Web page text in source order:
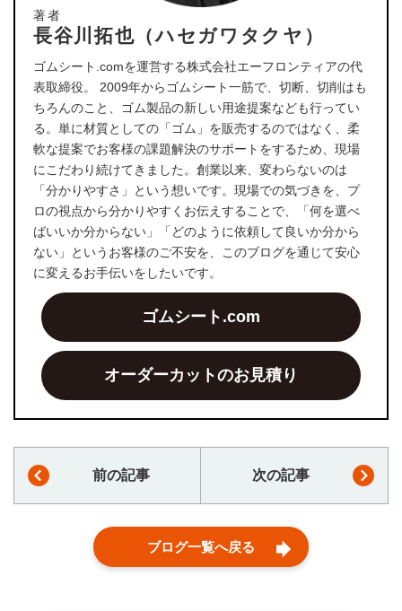
著者
長谷川拓也（ハセガワタクヤ）
ゴムシート.comを運営する株式会社エーフロンティアの代
表取締役。 2009年からゴムシート一筋で、切断、切削はも
ちろんのこと、ゴム製品の新しい用途提案なども行ってい
る。単に材質としての「ゴム」を販売するのではなく、柔
軟な提案でお客様の課題解決のサポートをするため、現場
にこだわり続けてきました。創業以来、変わらないのは
「分かりやすさ」という想いです。現場での気づきを、プ
ロの視点から分かりやすくお伝えすることで、「何を選べ
ばいいか分からない」「どのように依頼して良いか分から
ない」というお客様のご不安を、このブログを通じて安心
に変えるお手伝いをしたいです。
ゴムシート.com
オーダーカットのお見積り
前の記事 次の記事
ブログ一覧へ戻る